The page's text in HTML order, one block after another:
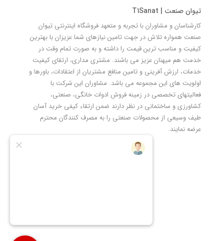
تیوان صنعت | T1Sanat
کارشناسان و مشاوران با تجربه و متعهد فروشگاه اینترنتی تیوان
صنعت همواره تلاش در جهت تامین نیازهای شما عزیزان با بهترین
کیفیت و مناسب ترین قیمت را داشته و به صورت تمام وقت در
خدمت هم میهنان عزیز می باشند. مشتری مداری، ارتقای کیفیت
خدمات، ارزش آفرینی و تامین منافع مشتریان از اعتقادات، باورها و
اولویت های این مجموعه می باشد. مشاوران این شرکت با
فعالیتهای تخصصی در زمینه فروش ادوات خانگی، صنعتی،
کشاورزی و ساختمانی در نظر دارند ضمن ارتقاء کیفی خرید آسان
طیف وسیعی از محصولات صنعتی را به مصرف کنندگان محترم
عرضه نمایند.